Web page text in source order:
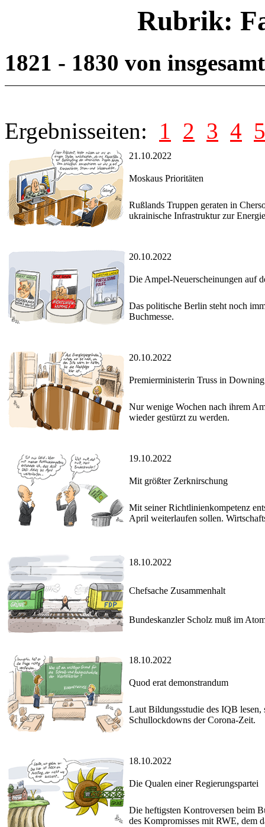
Rubrik:
1821 - 1830 von
Ergebnisseiten: 1 2 3 4 5
21.10.2022
Moskaus Prioritäten
Rußlands Truppen geraten in
ukrainische Infrastruktur zur
20.10.2022
Die Ampel-Neuerscheinungen auf
Das politische Berlin steht noch
Buchmesse.
20.10.2022
Premierministerin Truss in
Nur wenige Wochen nach ihrem
wieder gestürzt zu werden.
19.10.2022
Mit größter Zerknirschung
Mit seiner Richtlinienkompetenz
April weiterlaufen sollen.
18.10.2022
Chefsache Zusammenhalt
Bundeskanzler Scholz muß im
18.10.2022
Quod erat demonstrandum
Laut Bildungsstudie des IQB lesen,
Schullockdowns der Corona-Zeit.
18.10.2022
Die Qualen einer Regierungspartei
Die heftigsten Kontroversen beim
des Kompromisses mit RWE, dem